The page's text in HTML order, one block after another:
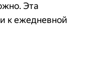
Эта
к ежедневной